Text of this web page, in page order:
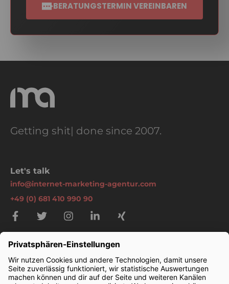
BERATUNGSTERMIN VEREINBAREN
Getting d|done since 2007.
Let's talk
info@internet-marketing-agentur.com
+49 (0) 681 410 990 90
SEO Agentur
Google Ads Agentur